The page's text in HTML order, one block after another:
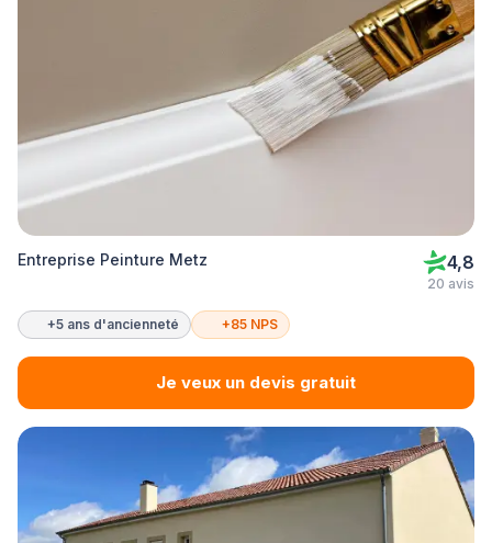
Entreprise Peinture Metz 4,8
20 avis
+5 ans d'ancienneté +85 NPS
Je veux un devis gratuit